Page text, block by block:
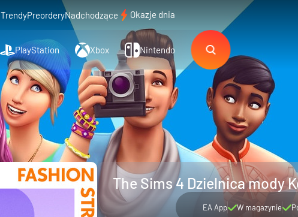
TrendyPreorderyNadchodzące Okazje dnia
PlayStation Xbox Nintendo
The Sims 4 Dzielnica mody
EA App W magazynie